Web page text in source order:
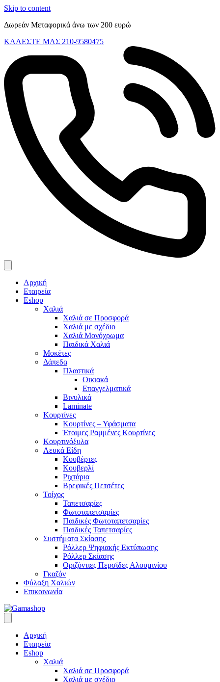
Skip to content
Δωρεάν Μεταφορικά άνω των 200 ευρώ
ΚΑΛΕΣΤΕ ΜΑΣ 210-9580475
Αρχική
Εταιρεία
Eshop
Χαλιά
Χαλιά σε Προσφορά
Χαλιά με σχέδιο
Χαλιά Μονόχρωμα
Παιδικά Χαλιά
Μοκέτες
Δάπεδα
Πλαστικά
Οικιακά
Επαγγελματικά
Βινυλικά
Laminate
Κουρτίνες
Κουρτίνες – Υφάσματα
Έτοιμες Ραμμένες Κουρτίνες
Κουρτινόξυλα
Λευκά Είδη
Κουβέρτες
Κουβερλί
Ριχτάρια
Βρεφικές Πετσέτες
Τοίχος
Ταπετσαρίες
Φωτοταπετσαρίες
Παιδικές Φωτοταπετσαρίες
Παιδικές Ταπετσαρίες
Συστήματα Σκίασης
Ρόλλερ Ψηφιακής Εκτύπωσης
Ρόλλερ Σκίασης
Οριζόντιες Περσίδες Αλουμινίου
Γκαζόν
Φύλαξη Χαλιών
Επικοινωνία
Αρχική
Εταιρεία
Eshop
Χαλιά
Χαλιά σε Προσφορά
Χαλιά με σχέδιο